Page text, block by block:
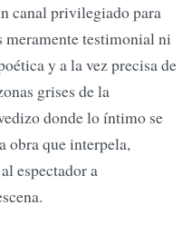
canal privilegiado para
meramente testimonial ni
y a la vez precisa de
grises de la
donde lo íntimo se
obra que interpela,
espectador a